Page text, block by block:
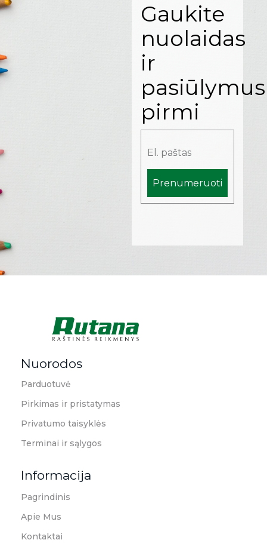
Gaukite
nuolaidas
ir
pasiūlymus
pirmi
Prenumeruoti
Alternative:
Nuorodos
Parduotuvė
Pirkimas ir pristatymas
Privatumo taisyklės
Terminai ir sąlygos
Informacija
Pagrindinis
Apie Mus
Kontaktai